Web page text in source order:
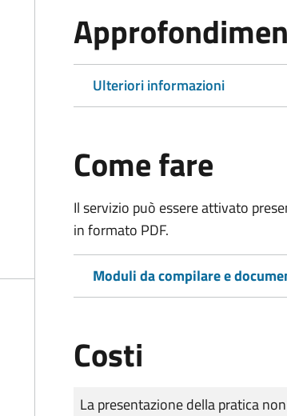
Ulteriori informazioni
Come fare
Il servizio può essere attivato
in formato PDF.
Moduli da compilare e
Costi
Tipo di pagamento
Importo
La presentazione della pratica